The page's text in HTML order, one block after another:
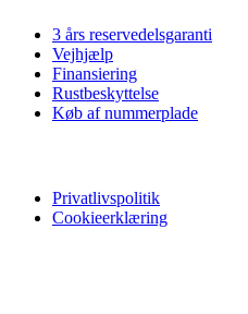
3 års reservedelsgaranti
Vejhjælp
Finansiering
Rustbeskyttelse
Køb af nummerplade
Privatlivspolitik
Cookieerklæring